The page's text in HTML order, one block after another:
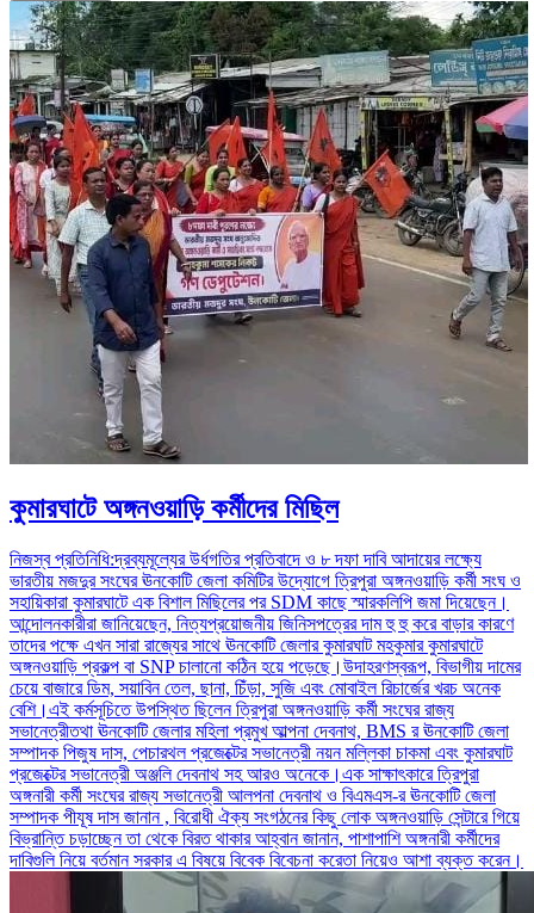
কুমারঘাটে অঙ্গনওয়াড়ি কর্মীদের মিছিল
নিজস্ব প্রতিনিধি:দ্রব্যমূল্যের উর্ধগতির প্রতিবাদে ও ৮ দফা দাবি আদায়ের লক্ষ্যে
ভারতীয় মজদুর সংঘের ঊনকোটি জেলা কমিটির উদ্যোগে ত্রিপুরা অঙ্গনওয়াড়ি কর্মী সংঘ ও
সহায়িকারা কুমারঘাটে এক বিশাল মিছিলের পর SDM কাছে স্মারকলিপি জমা দিয়েছেন।
আন্দোলনকারীরা জানিয়েছেন, নিত্যপ্রয়োজনীয় জিনিসপত্রের দাম হু হু করে বাড়ার কারণে
তাদের পক্ষে এখন সারা রাজ্যের সাথে ঊনকোটি জেলার কুমারঘাট মহকুমার কুমারঘাটে
অঙ্গনওয়াড়ি প্রকল্প বা SNP চালানো কঠিন হয়ে পড়েছে।উদাহরণস্বরূপ, বিভাগীয় দামের
চেয়ে বাজারে ডিম, সয়াবিন তেল, ছানা, চিঁড়া, সুজি এবং মোবাইল রিচার্জের খরচ অনেক
বেশি।এই কর্মসূচিতে উপস্থিত ছিলেন ত্রিপুরা অঙ্গনওয়াড়ি কর্মী সংঘের রাজ্য
সভানেত্রীতথা ঊনকোটি জেলার মহিলা প্রমুখ আল্পনা দেবনাথ, BMS র ঊনকোটি জেলা
সম্পাদক পিজুষ দাস, পেচারথল প্রজেক্টের সভানেত্রী নয়ন মল্লিকা চাকমা এবং কুমারঘাট
প্রজেক্টের সভানেত্রী অঞ্জলি দেবনাথ সহ আরও অনেকে।এক সাক্ষাৎকারে ত্রিপুরা
অঙ্গনারী কর্মী সংঘের রাজ্য সভানেত্রী আলপনা দেবনাথ ও বিএমএস-র ঊনকোটি জেলা
সম্পাদক পীযূষ দাস জানান , বিরোধী ঐক্য সংগঠনের কিছু লোক অঙ্গনওয়াড়ি সেন্টারে গিয়ে
বিভ্রান্তি চড়াচ্ছেন তা থেকে বিরত থাকার আহ্বান জানান, পাশাপাশি অঙ্গনারী কর্মীদের
দাবিগুলি নিয়ে বর্তমান সরকার এ বিষয়ে বিবেক বিবেচনা করেতা নিয়েও আশা ব্যক্ত করেন।